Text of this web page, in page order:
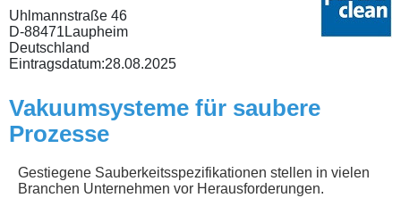
Uhlmannstraße 46
D-88471Laupheim
Deutschland
Eintragsdatum:28.08.2025
Vakuumsysteme für saubere
Prozesse
Gestiegene Sauberkeitsspezifikationen stellen in vielen
Branchen Unternehmen vor Herausforderungen.